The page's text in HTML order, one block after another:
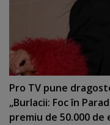
Pro TV pune
„Burlacii: Foc în
premiu de 50.000 de